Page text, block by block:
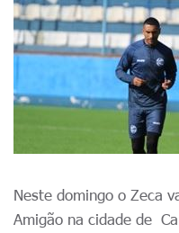
Neste domingo o Zeca
Amigão na cidade de